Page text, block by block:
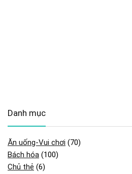
Danh mục
Ăn uống-Vui chơi (70)
Bách hóa (100)
Chủ thẻ (6)